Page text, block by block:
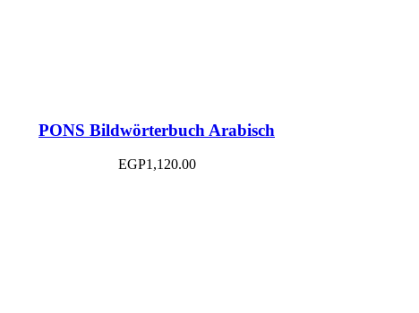
PONS Bildwörterbuch Arabisch
EGP1,120.00